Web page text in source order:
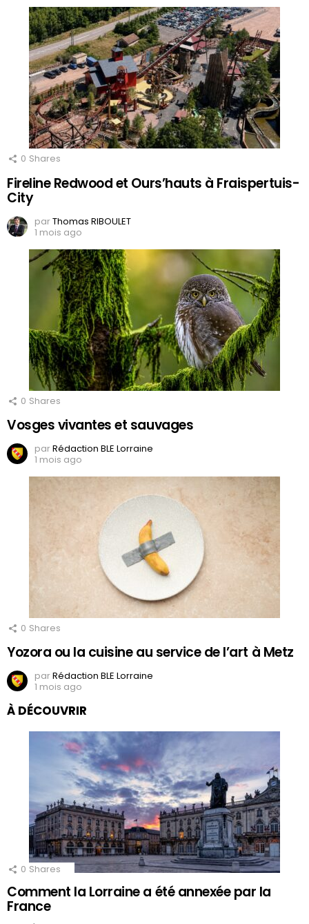
0 Shares
Fireline Redwood et Ours’hauts à Fraispertuis-
City
parThomas RIBOULET
1 mois ago
0 Shares
Vosges vivantes et sauvages
parRédaction BLE Lorraine
1 mois ago
0 Shares
Yozora ou la cuisine au service de l’art à Metz
parRédaction BLE Lorraine
1 mois ago
À DÉCOUVRIR
0 Shares
Comment la Lorraine a été annexée par la
France